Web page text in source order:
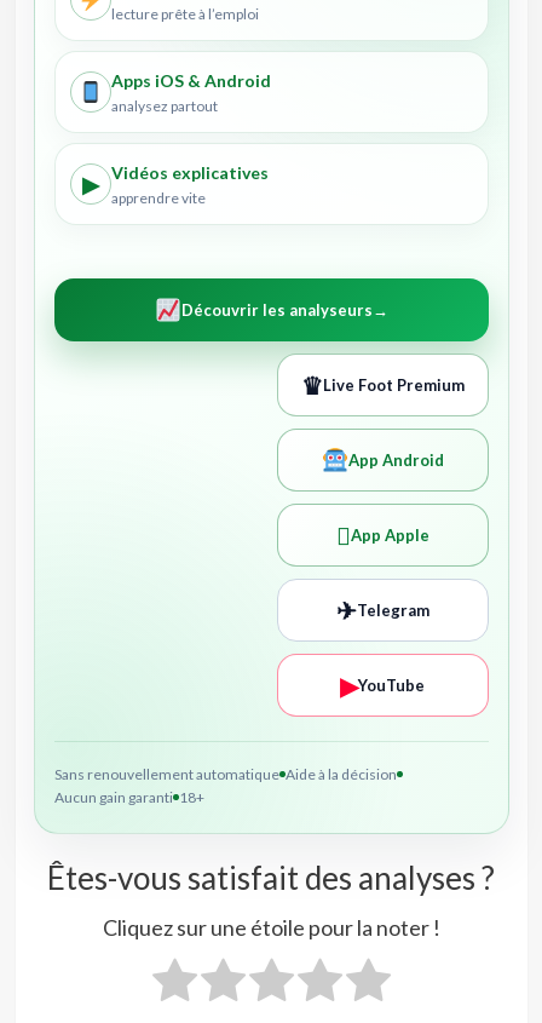
lecture prête à l’emploi
Apps iOS & Android
analysez partout
▶ Vidéos explicatives
apprendre vite
Découvrir les analyseurs→
♛Live Foot Premium
App Android
App Apple
✈Telegram
▶YouTube
Sans renouvellement automatique Aide à la décision
Aucun gain garanti 18+
Êtes-vous satisfait des analyses ?
Cliquez sur une étoile pour la noter !